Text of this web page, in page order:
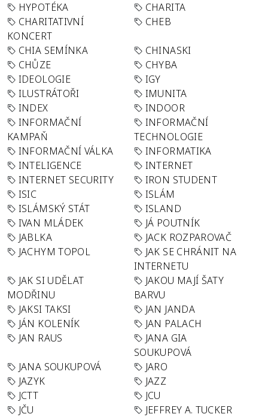
HYPOTÉKA
CHARITA
CHARITATIVNÍ
KONCERT
CHEB
CHIA SEMÍNKA
CHINASKI
CHŮZE
CHYBA
IDEOLOGIE
IGY
ILUSTRÁTOŘI
IMUNITA
INDEX
INDOOR
INFORMAČNÍ
KAMPAŇ
INFORMAČNÍ
TECHNOLOGIE
INFORMAČNÍ VÁLKA
INFORMATIKA
INTELIGENCE
INTERNET
INTERNET SECURITY
IRON STUDENT
ISIC
ISLÁM
ISLÁMSKÝ STÁT
ISLAND
IVAN MLÁDEK
JÁ POUTNÍK
JABLKA
JACK ROZPAROVAČ
JACHYM TOPOL
JAK SE CHRÁNIT NA
INTERNETU
JAK SI UDĚLAT
MODŘINU
JAKOU MAJÍ ŠATY
BARVU
JAKSI TAKSI
JAN JANDA
JÁN KOLENÍK
JAN PALACH
JAN RAUS
JANA GIA
SOUKUPOVÁ
JANA SOUKUPOVÁ
JARO
JAZYK
JAZZ
JCTT
JCU
JČU
JEFFREY A. TUCKER